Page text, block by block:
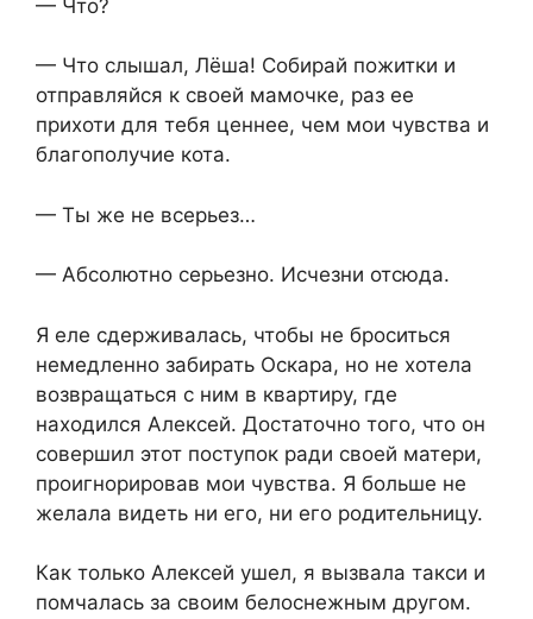
— Что?
— Что слышал, Лёша! Собирай пожитки и
отправляйся к своей мамочке, раз ее
прихоти для тебя ценнее, чем мои чувства и
благополучие кота.
— Ты же не всерьез…
— Абсолютно серьезно. Исчезни отсюда.
Я еле сдерживалась, чтобы не броситься
немедленно забирать Оскара, но не хотела
возвращаться с ним в квартиру, где
находился Алексей. Достаточно того, что он
совершил этот поступок ради своей матери,
проигнорировав мои чувства. Я больше не
желала видеть ни его, ни его родительницу.
Как только Алексей ушел, я вызвала такси и
помчалась за своим белоснежным другом.